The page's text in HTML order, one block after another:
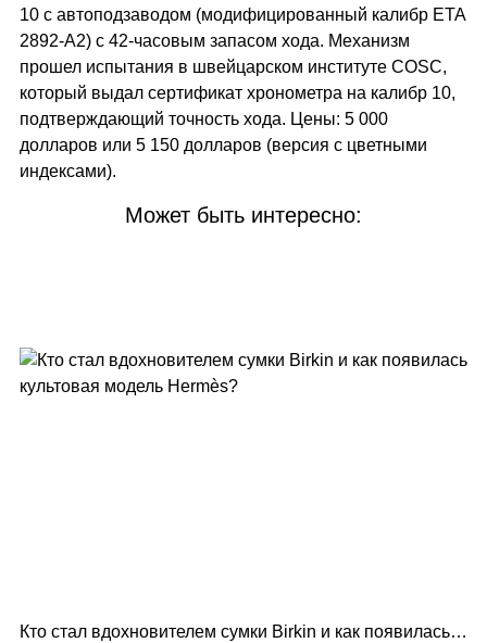
10 с автоподзаводом (модифицированный калибр ETA
2892-A2) с 42-часовым запасом хода. Механизм
прошел испытания в швейцарском институте COSC,
который выдал сертификат хронометра на калибр 10,
подтверждающий точность хода. Цены: 5 000
долларов или 5 150 долларов (версия с цветными
индексами).
Может быть интересно:
Кто стал вдохновителем сумки Birkin и как появилась